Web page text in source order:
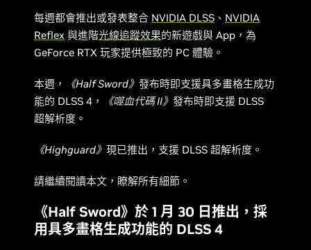
每週都會推出或發表整合 NVIDIA DLSS 、 NVIDIA
Reflex 與進階光線追蹤效果的新遊戲與 App，為
GeForce RTX 玩家提供極致的 PC 體驗。
本週， 《Half Sword》發布時即支援具多畫格生成功
能的 DLSS 4，
《噬血代碼 II》發布時即支援 DLSS
超解析度。
《Highguard》現已推出，支援 DLSS 超解析度。
請繼續閱讀本文，瞭解所有細節。
《Half Sword》於 1 月 30 日推出，採
用具多畫格生成功能的 DLSS 4